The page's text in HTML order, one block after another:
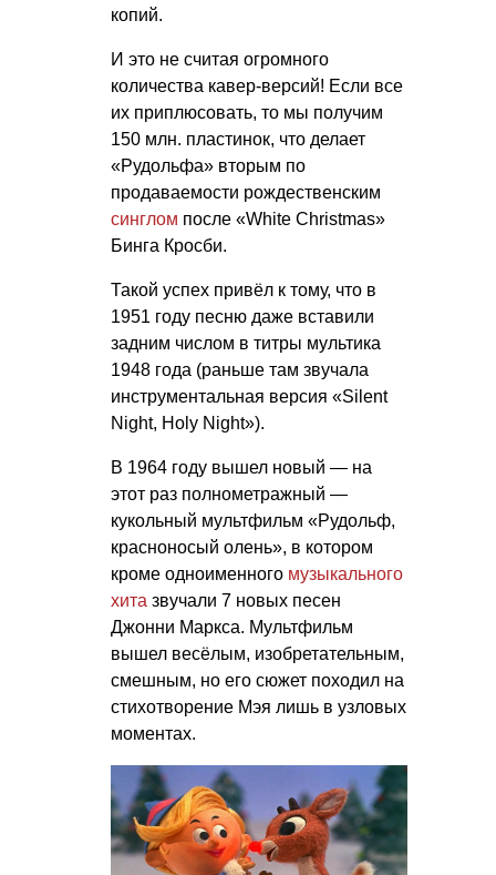
копий.
И это не считая огромного
количества кавер-версий! Если все
их приплюсовать, то мы получим
150 млн. пластинок, что делает
«Рудольфа» вторым по
продаваемости рождественским
синглом после «White Christmas»
Бинга Кросби.
Такой успех привёл к тому, что в
1951 году песню даже вставили
задним числом в титры мультика
1948 года (раньше там звучала
инструментальная версия «Silent
Night, Holy Night»).
В 1964 году вышел новый — на
этот раз полнометражный —
кукольный мультфильм «Рудольф,
красноносый олень», в котором
кроме одноименного музыкального
хита звучали 7 новых песен
Джонни Маркса. Мультфильм
вышел весёлым, изобретательным,
смешным, но его сюжет походил на
стихотворение Мэя лишь в узловых
моментах.